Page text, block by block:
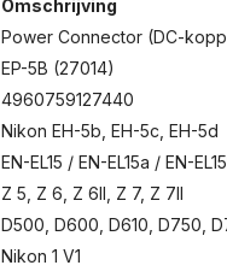
Omschrijving
Power Connector (DC-
EP-5B (27014)
4960759127440
Nikon EH-5b, EH-5c, EH-5d
EN-EL15 / EN-EL15a / EN-
Z 5, Z 6, Z 6II, Z 7, Z 7II
D500, D600, D610, D750,
Nikon 1 V1